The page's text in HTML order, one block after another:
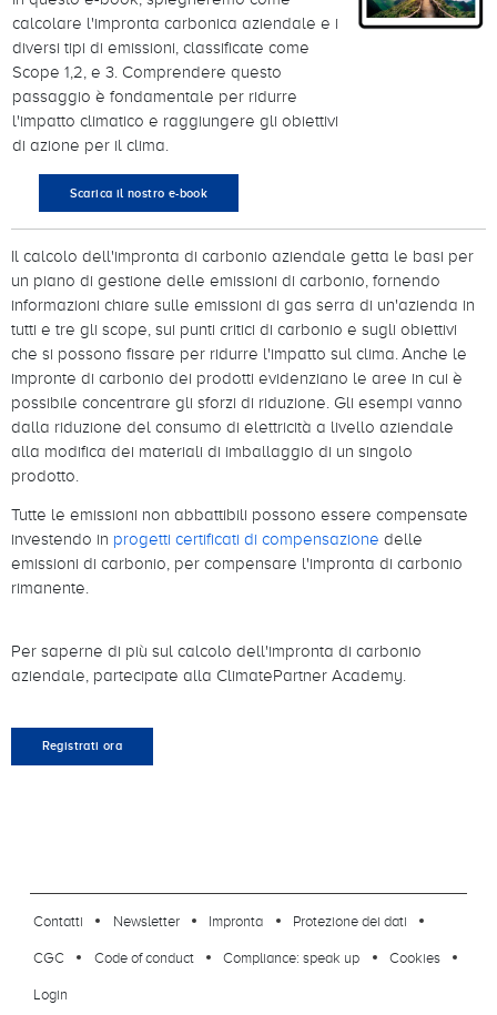
calcolare l'impronta carbonica aziendale e i
diversi tipi di emissioni, classificate come
Scope 1,2, e 3. Comprendere questo
passaggio è fondamentale per ridurre
l'impatto climatico e raggiungere gli obiettivi
di azione per il clima.
Scarica il nostro e-book
Il calcolo dell'impronta di carbonio aziendale getta le basi per
un piano di gestione delle emissioni di carbonio, fornendo
informazioni chiare sulle emissioni di gas serra di un'azienda in
tutti e tre gli scope, sui punti critici di carbonio e sugli obiettivi
che si possono fissare per ridurre l'impatto sul clima. Anche le
impronte di carbonio dei prodotti evidenziano le aree in cui è
possibile concentrare gli sforzi di riduzione. Gli esempi vanno
dalla riduzione del consumo di elettricità a livello aziendale
alla modifica dei materiali di imballaggio di un singolo
prodotto.
Tutte le emissioni non abbattibili possono essere compensate
investendo in progetti certificati di compensazione delle
emissioni di carbonio, per compensare l'impronta di carbonio
rimanente.
Per saperne di più sul calcolo dell'impronta di carbonio
aziendale, partecipate alla ClimatePartner Academy.
Registrati ora
Contatti Newsletter Impronta
Protezione dei dati
CGC
Code of conduct Compliance: speak up
Cookies
Login